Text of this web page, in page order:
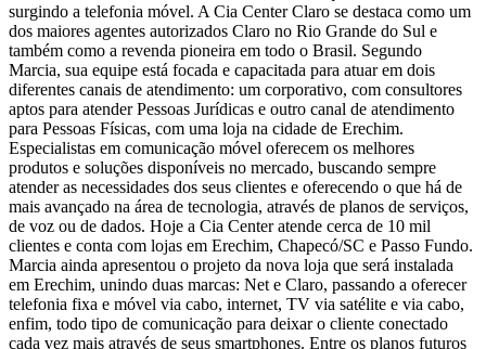
surgindo a telefonia móvel. A Cia Center Claro se destaca como um
dos maiores agentes autorizados Claro no Rio Grande do Sul e
também como a revenda pioneira em todo o Brasil. Segundo
Marcia, sua equipe está focada e capacitada para atuar em dois
diferentes canais de atendimento: um corporativo, com consultores
aptos para atender Pessoas Jurídicas e outro canal de atendimento
para Pessoas Físicas, com uma loja na cidade de Erechim.
Especialistas em comunicação móvel oferecem os melhores
produtos e soluções disponíveis no mercado, buscando sempre
atender as necessidades dos seus clientes e oferecendo o que há de
mais avançado na área de tecnologia, através de planos de serviços,
de voz ou de dados. Hoje a Cia Center atende cerca de 10 mil
clientes e conta com lojas em Erechim, Chapecó/SC e Passo Fundo.
Marcia ainda apresentou o projeto da nova loja que será instalada
em Erechim, unindo duas marcas: Net e Claro, passando a oferecer
telefonia fixa e móvel via cabo, internet, TV via satélite e via cabo,
enfim, todo tipo de comunicação para deixar o cliente conectado
cada vez mais através de seus smartphones. Entre os planos futuros